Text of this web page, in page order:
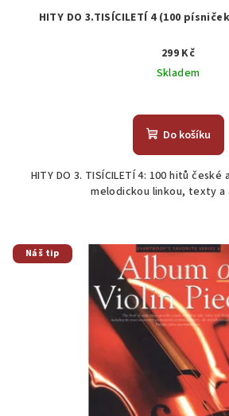
HITY DO 3.TISÍCILETÍ 4 (100
299 Kč
Skladem
Do košíku
HITY DO 3. TISÍCILETÍ 4: 100 hitů
melodickou linkou, texty a
Náš tip